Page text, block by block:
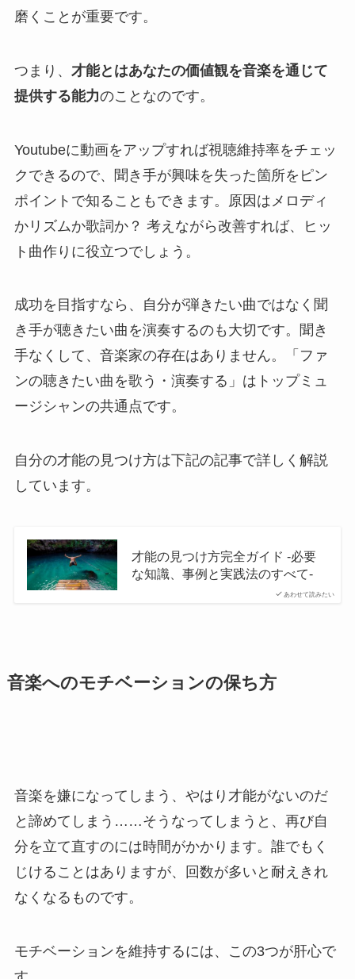
磨くことが重要です。
つまり、 才能とはあなたの価値観を音楽を通じて
提供する能力のことなのです。
Youtubeに動画をアップすれば視聴維持率をチェッ
クできるので、聞き手が興味を失った箇所をピン
ポイントで知ることもできます。原因はメロディ
かリズムか歌詞か？ 考えながら改善すれば、ヒッ
ト曲作りに役立つでしょう。
成功を目指すなら、自分が弾きたい曲ではなく聞
き手が聴きたい曲を演奏するのも大切です。聞き
手なくして、音楽家の存在はありません。「ファ
ンの聴きたい曲を歌う・演奏する」はトップミュ
ージシャンの共通点です。
自分の才能の見つけ方は下記の記事で詳しく解説
しています。
あわせて読みたい
才能の見つけ方完全ガイド -必要
な知識、事例と実践法のすべて-
音楽へのモチベーションの保ち方
音楽を嫌になってしまう、やはり才能がないのだ
と諦めてしまう……そうなってしまうと、再び自
分を立て直すのには時間がかかります。誰でもく
じけることはありますが、回数が多いと耐えきれ
なくなるものです。
モチベーションを維持するには、この3つが肝心で